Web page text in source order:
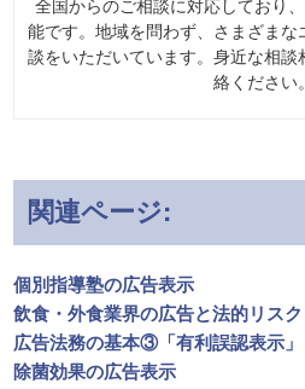
全国からのご相談に対応しており
能です。地域を問わず、さまざま
談をいただいています。身近な相
絡ください。
関連ページ:
個別指導塾の広告表示
飲食・外食業界の広告と法的リスク
広告法務の基本③「有利誤認表示
除菌効果の広告表示